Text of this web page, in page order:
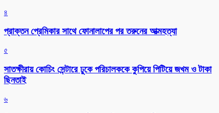
৪
প্রাক্তন প্রেমিকার সাথে ফোনালাপের পর তরুনের আত্মহত্যা
৫
সাতক্ষীরায় কোচিং সেন্টারে ঢুকে পরিচালককে কুপিয়ে পিটিয়ে জখম ও টাকা
ছিনতাই
৬